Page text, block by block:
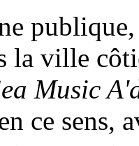
la ville
Music
ce sens,